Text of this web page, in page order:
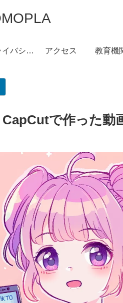
プライバシーポリシー アクセス 教育機
で作った動